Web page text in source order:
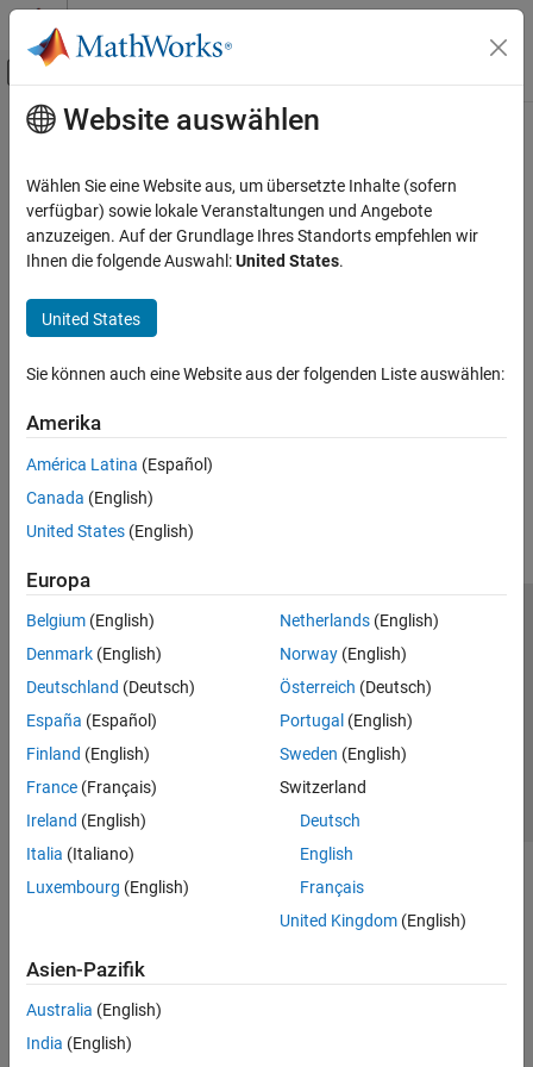
Weiter zum Inhalt
Umschaltung für Off-Canvas-
Startseite der Dokumentation
Hauptinhalt
How useful was this information?
Website auswählen
Wählen Sie eine Website aus, um übersetzte Inhalte (sofern
verfügbar) sowie lokale Veranstaltungen und Angebote
anzuzeigen. Auf der Grundlage Ihres Standorts empfehlen wir
Ihnen die folgende Auswahl:United States.
United States
Sie können auch eine Website aus der folgenden Liste auswählen:
Amerika
América Latina (Español)
Canada (English)
United States (English)
Europa
Belgium (English)
Denmark (English)
Deutschland (Deutsch)
España (Español)
Finland (English)
France (Français)
Ireland (English)
Italia (Italiano)
Luxembourg (English)
Netherlands(English)
Norway(English)
Österreich (Deutsch)
Portugal (English)
Sweden (English)
Switzerland
Deutsch
English
Français
United Kingdom(English)
Asien-Pazifik
Australia (English)
India (English)
Trust Center
Datenschutz-Richtlinien
Datendiebstahl verhindern
Status von Anwendungen
© 1994-2026 The MathWorks, Inc.
Website auswählen
Deutschland